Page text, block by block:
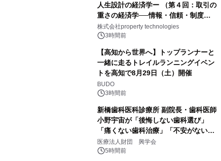
人生設計の経済学ー （第４回：取引の
重さの経済学──情報・信頼・制度を
PropTechはどう組み替えるか）｜
PropTech-Lab
株式会社property technologies
3時間前
【高知から世界へ】トップランナーと
一緒に走るトレイルランニングイベン
トを高知で8月29日（土）開催
BUDO
3時間前
新橋歯科医科診療所 副院長・歯科医師
小野宇宙が「後悔しない歯科選び」
「痛くない歯科治療」「不安がない治
療計画」をテーマに専門監修
医療法人財団 興学会
5時間前